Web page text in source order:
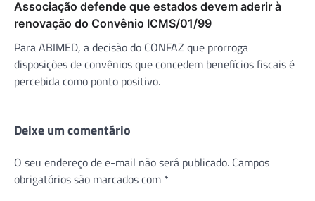
Associação defende que estados devem aderir à
renovação do Convênio ICMS/01/99
Para ABIMED, a decisão do CONFAZ que prorroga
disposições de convênios que concedem benefícios fiscais é
percebida como ponto positivo.
Deixe um comentário
O seu endereço de e-mail não será publicado. Campos
obrigatórios são marcados com *